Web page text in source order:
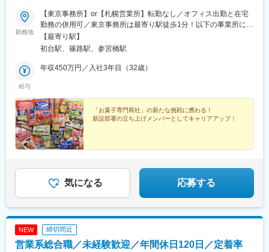
勤務地
【東京事務所】or【札幌営業所】転勤なし／オフィス出勤と在宅
勤務の併用可／東京事務所は最寄り駅徒歩1分！以下の事業所に、
希望を考慮して配属となります。■東京事務所／東京都渋谷区初台
1-51-1 初台センタービル617京王線「初台駅」より徒歩約1分■札
ジスティクス内）JR北海道札沼線「篠路駅」より車で約15分※札
【最寄り駅】
初台駅、篠路駅、参宮橋駅
給与
年収450万円／入社3年目（32歳）
「お菓子専門商社」の新たな挑戦に携わる！
新設部署の立ち上げメンバーとしてキャリアアップ！
気になる 応募する
NEW 締切間近
営業系総合職／未経験歓迎／年間休日120日／定着率